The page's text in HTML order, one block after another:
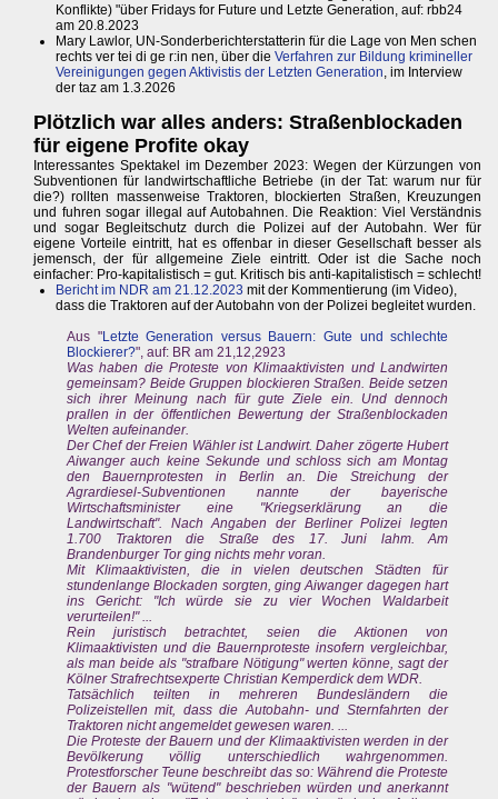
Konflikte) "über Fridays for Future und Letzte Generation, auf: rbb24
am 20.8.2023
Mary Lawlor, UN-Sonderberichterstatterin für die Lage von Men schen
rechts ver tei di ge r:in nen, über die Verfahren zur Bildung krimineller
Vereinigungen gegen Aktivistis der Letzten Generation, im Interview
der taz am 1.3.2026
Plötzlich war alles anders: Straßenblockaden
für eigene Profite okay
Interessantes Spektakel im Dezember 2023: Wegen der Kürzungen von
Subventionen für landwirtschaftliche Betriebe (in der Tat: warum nur für
die?) rollten massenweise Traktoren, blockierten Straßen, Kreuzungen
und fuhren sogar illegal auf Autobahnen. Die Reaktion: Viel Verständnis
und sogar Begleitschutz durch die Polizei auf der Autobahn. Wer für
eigene Vorteile eintritt, hat es offenbar in dieser Gesellschaft besser als
jemensch, der für allgemeine Ziele eintritt. Oder ist die Sache noch
einfacher: Pro-kapitalistisch = gut. Kritisch bis anti-kapitalistisch = schlecht!
Bericht im NDR am 21.12.2023 mit der Kommentierung (im Video),
dass die Traktoren auf der Autobahn von der Polizei begleitet wurden.
Aus "Letzte Generation versus Bauern: Gute und schlechte
Blockierer?", auf: BR am 21,12,2923
Was haben die Proteste von Klimaaktivisten und Landwirten
gemeinsam? Beide Gruppen blockieren Straßen. Beide setzen
sich ihrer Meinung nach für gute Ziele ein. Und dennoch
prallen in der öffentlichen Bewertung der Straßenblockaden
Welten aufeinander.
Der Chef der Freien Wähler ist Landwirt. Daher zögerte Hubert
Aiwanger auch keine Sekunde und schloss sich am Montag
den Bauernprotesten in Berlin an. Die Streichung der
Agrardiesel-Subventionen nannte der bayerische
Wirtschaftsminister eine "Kriegserklärung an die
Landwirtschaft". Nach Angaben der Berliner Polizei legten
1.700 Traktoren die Straße des 17. Juni lahm. Am
Brandenburger Tor ging nichts mehr voran.
Mit Klimaaktivisten, die in vielen deutschen Städten für
stundenlange Blockaden sorgten, ging Aiwanger dagegen hart
ins Gericht: "Ich würde sie zu vier Wochen Waldarbeit
verurteilen!" ...
Rein juristisch betrachtet, seien die Aktionen von
Klimaaktivisten und die Bauernproteste insofern vergleichbar,
als man beide als "strafbare Nötigung" werten könne, sagt der
Kölner Strafrechtsexperte Christian Kemperdick dem WDR.
Tatsächlich teilten in mehreren Bundesländern die
Polizeistellen mit, dass die Autobahn- und Sternfahrten der
Traktoren nicht angemeldet gewesen waren. ...
Die Proteste der Bauern und der Klimaaktivisten werden in der
Bevölkerung völlig unterschiedlich wahrgenommen.
Protestforscher Teune beschreibt das so: Während die Proteste
der Bauern als "wütend" beschrieben würden und anerkannt